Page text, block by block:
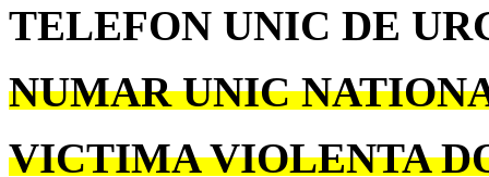
TELEFON UNIC DE
NUMAR UNIC
VICTIMA VIOLENTA